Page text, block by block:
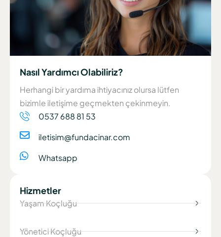
Nasıl Yardımcı Olabiliriz?
Herhangi bir yardıma ihtiyacınız olursa lütfen
bizimle iletişime geçmekten çekinmeyin.
0537 688 81 53
iletisim@fundacinar.com
Whatsapp
Hizmetler
Yaşam Koçluğu
Yönetici Koçluğu